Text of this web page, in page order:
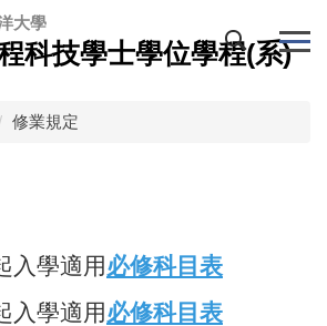
大學
科技學士學位學程(系)
修業規定
入學適用必修科目表
入學適用必修科目表